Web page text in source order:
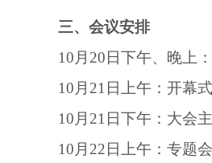
三、会议安排
10 月 20 日下午、晚上
10 月 21 日上午：开幕
10 月 21 日下午：大会
10 月 22 日上午：专题